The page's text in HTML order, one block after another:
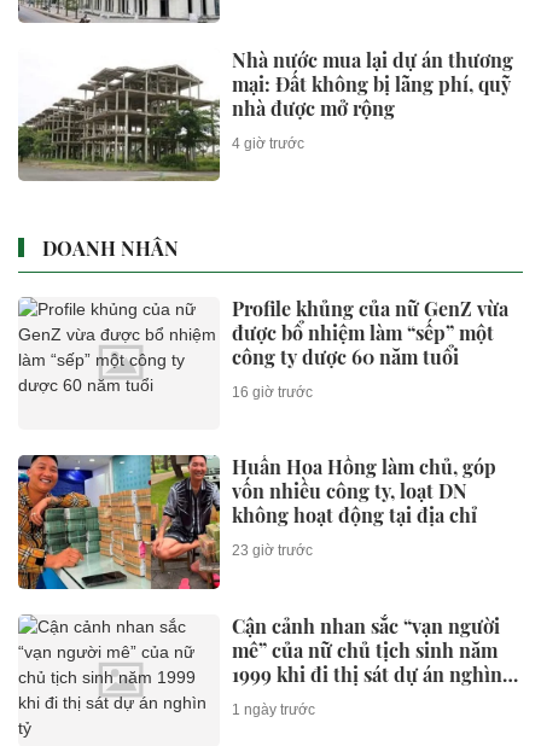
Nhà nước mua lại dự án thương
mại: Đất không bị lãng phí, quỹ
nhà được mở rộng
4 giờ trước
DOANH NHÂN
Profile khủng của nữ GenZ vừa
được bổ nhiệm làm “sếp” một
công ty dược 60 năm tuổi
16 giờ trước
Huấn Hoa Hồng làm chủ, góp
vốn nhiều công ty, loạt DN
không hoạt động tại địa chỉ
23 giờ trước
Cận cảnh nhan sắc “vạn người
mê” của nữ chủ tịch sinh năm
1999 khi đi thị sát dự án nghìn
tỷ1 ngày trước